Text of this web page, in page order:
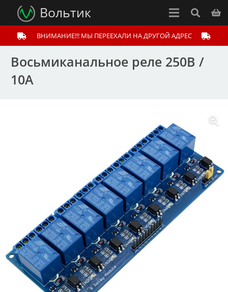
Вольтик
ВНИМАНИЕ!!! МЫ ПЕРЕЕХАЛИ НА ДРУГОЙ АДРЕС
Восьмиканальное реле 250В /
10А